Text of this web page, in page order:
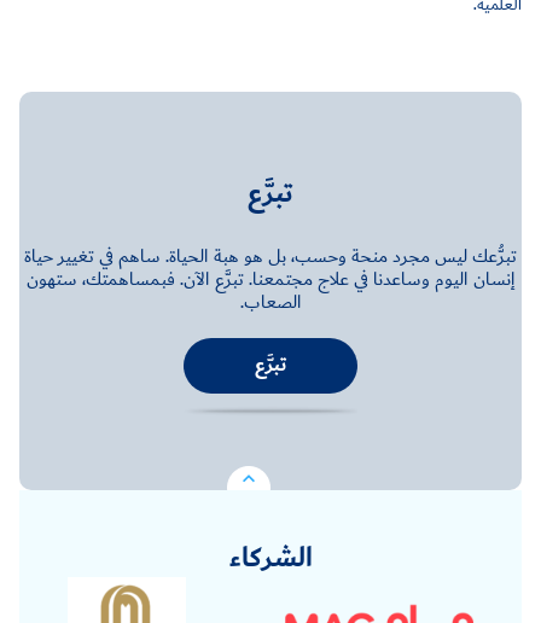
تبرَّع
تبرُّعك ليس مجرد منحة وحسب، بل هو هبة الحياة. ساهم في تغيير حياة
إنسان اليوم وساعدنا في علاج مجتمعنا. تبرَّع الآن. فبمساهمتك، ستهون
الصعاب.
تبرَّع
الشركاء